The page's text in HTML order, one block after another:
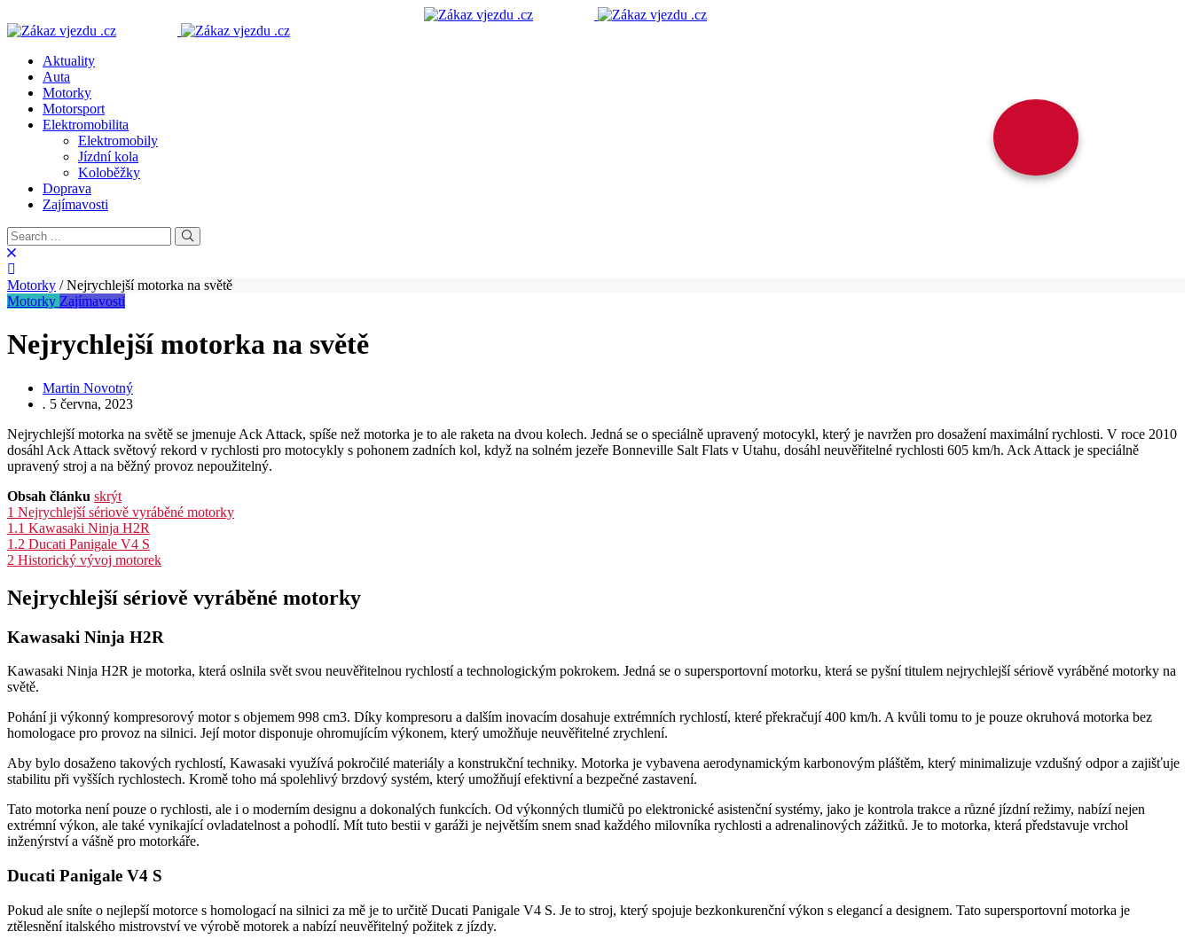
Aktuality
Auta
Motorky
Motorsport
Elektromobilita
Elektromobily
Jízdní kola
Koloběžky
Doprava
Zajímavosti
Motorky /Nejrychlejší motorka na světě
Motorky Zajímavosti
Nejrychlejší motorka na světě
Martin Novotný
. 5 června, 2023
Nejrychlejší motorka na světě se jmenuje Ack Attack, spíše než motorka je to ale raketa na dvou kolech. Jedná se o speciálně upravený motocykl, který je navržen pro dosažení maximální rychlosti. V roce 2010
dosáhl Ack Attack světový rekord v rychlosti pro motocykly s pohonem zadních kol, když na solném jezeře Bonneville Salt Flats v Utahu, dosáhl neuvěřitelné rychlosti 605 km/h. Ack Attack je speciálně
upravený stroj a na běžný provoz nepoužitelný.
Obsah článku skrýt
1 Nejrychlejší sériově vyráběné motorky
1.1 Kawasaki Ninja H2R
1.2 Ducati Panigale V4 S
2 Historický vývoj motorek
Nejrychlejší sériově vyráběné motorky
Kawasaki Ninja H2R
Kawasaki Ninja H2R je motorka, která oslnila svět svou neuvěřitelnou rychlostí a technologickým pokrokem. Jedná se o supersportovní motorku, která se pyšní titulem nejrychlejší sériově vyráběné motorky na
světě.
Pohání ji výkonný kompresorový motor s objemem 998 cm3. Díky kompresoru a dalším inovacím dosahuje extrémních rychlostí, které překračují 400 km/h. A kvůli tomu to je pouze okruhová motorka bez
homologace pro provoz na silnici. Její motor disponuje ohromujícím výkonem, který umožňuje neuvěřitelné zrychlení.
Aby bylo dosaženo takových rychlostí, Kawasaki využívá pokročilé materiály a konstrukční techniky. Motorka je vybavena aerodynamickým karbonovým pláštěm, který minimalizuje vzdušný odpor a zajišťuje
stabilitu při vyšších rychlostech. Kromě toho má spolehlivý brzdový systém, který umožňují efektivní a bezpečné zastavení.
Tato motorka není pouze o rychlosti, ale i o moderním designu a dokonalých funkcích. Od výkonných tlumičů po elektronické asistenční systémy, jako je kontrola trakce a různé jízdní režimy, nabízí nejen
extrémní výkon, ale také vynikající ovladatelnost a pohodlí. Mít tuto bestii v garáži je největším snem snad každého milovníka rychlosti a adrenalinových zážitků. Je to motorka, která představuje vrchol
inženýrství a vášně pro motorkáře.
Ducati Panigale V4 S
Pokud ale sníte o nejlepší motorce s homologací na silnici za mě je to určitě Ducati Panigale V4 S. Je to stroj, který spojuje bezkonkurenční výkon s elegancí a designem. Tato supersportovní motorka je
ztělesnění italského mistrovství ve výrobě motorek a nabízí neuvěřitelný požitek z jízdy.